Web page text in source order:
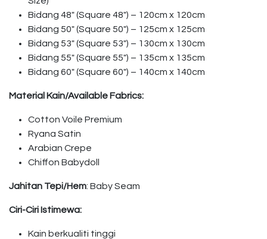
Bidang 48″ (Square 48″) – 120cm x 120cm
Bidang 50″ (Square 50″) – 125cm x 125cm
Bidang 53″ (Square 53″) – 130cm x 130cm
Bidang 55″ (Square 55″) – 135cm x 135cm
Bidang 60″ (Square 60″) – 140cm x 140cm
Material Kain/Available Fabrics:
Cotton Voile Premium
Ryana Satin
Arabian Crepe
Chiffon Babydoll
Jahitan Tepi/Hem: Baby Seam
Ciri-Ciri Istimewa:
Kain berkualiti tinggi